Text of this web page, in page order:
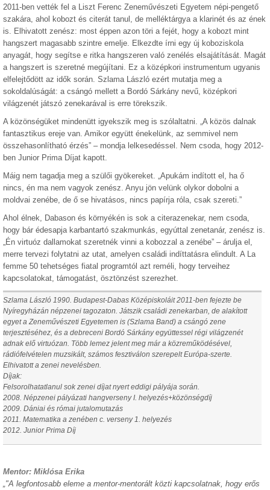
2011-ben vették fel a Liszt Ferenc Zeneművészeti Egyetem népi-pengető
szakára, ahol kobozt és citerát tanul, de melléktárgya a klarinét és az ének
is. Elhivatott zenész: most éppen azon töri a fejét, hogy a kobozt mint
hangszert magasabb szintre emelje. Elkezdte írni egy új koboziskola
anyagát, hogy segítse e ritka hangszeren való zenélés elsajátítását. Magát
a hangszert is szeretné megújítani. Ez a középkori instrumentum ugyanis
elfelejtődött az idők során. Szlama László ezért mutatja meg a
sokoldalúságát: a csángó mellett a Bordó Sárkány nevű, középkori
világzenét játszó zenekarával is erre törekszik.
A közönségüket mindenütt igyekszik meg is szólaltatni. „A közös dalnak
fantasztikus ereje van. Amikor együtt énekelünk, az semmivel nem
összehasonlítható érzés” – mondja lelkesedéssel. Nem csoda, hogy 2012-
ben Junior Prima Díjat kapott.
Máig nem tagadja meg a szülői gyökereket. „Apukám indított el, ha ő
nincs, én ma nem vagyok zenész. Anyu jön velünk olykor dobolni a
moldvai zenébe, de ő se hivatásos, nincs papírja róla, csak szereti.”
Ahol élnek, Dabason és környékén is sok a citerazenekar, nem csoda,
hogy bár édesapja karbantartó szakmunkás, egyúttal zenetanár, zenész is.
„Én virtuóz dallamokat szeretnék vinni a kobozzal a zenébe” – árulja el,
merre tervezi folytatni az utat, amelyen családi indíttatásra elindult. A La
femme 50 tehetséges fiatal programtól azt reméli, hogy terveihez
kapcsolatokat, támogatást, ösztönzést szerezhet.
Szlama László 1990. Budapest-Dabas Középiskoláit 2011-ben fejezte be
Nyíregyházán népzenei tagozaton. Játszik családi zenekarban, de alakított
egyet a Zeneművészeti Egyetemen is (Szlama Band) a csángó zene
terjesztéséhez, és a debreceni Bordó Sárkány együttessel régi világzenét
adnak elő virtuózan. Több lemez jelent meg már a közreműködésével,
rádiófelvételen muzsikált, számos fesztiválon szerepelt Európa-szerte.
Elhivatott a zenei nevelésben.
Díjak:
Felsorolhatatlanul sok zenei díjat nyert eddigi pályája során.
2008. Népzenei pályázati hangverseny I. helyezés+közönségdíj
2009. Dániai és római jutalomutazás
2011. Matematika a zenében c. verseny 1. helyezés
2012. Junior Prima Díj
Mentor: Miklósa Erika
„"A legfontosabb eleme a mentor-mentorált közti kapcsolatnak, hogy erős